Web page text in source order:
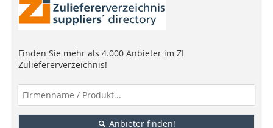
Finden Sie mehr als 4.000 Anbieter im ZI
Zuliefererverzeichnis!
Anbieter finden!